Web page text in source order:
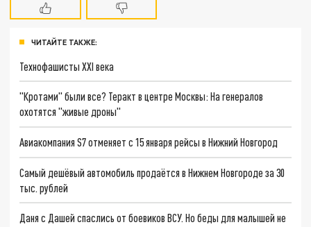
ЧИТАЙТЕ ТАКЖЕ:
Технофашисты XXI века
"Кротами" были все? Теракт в центре Москвы: На генералов
охотятся "живые дроны"
Авиакомпания S7 отменяет с 15 января рейсы в Нижний Новгород
Самый дешёвый автомобиль продаётся в Нижнем Новгороде за 30
тыс. рублей
Даня с Дашей спаслись от боевиков ВСУ. Но беды для малышей не